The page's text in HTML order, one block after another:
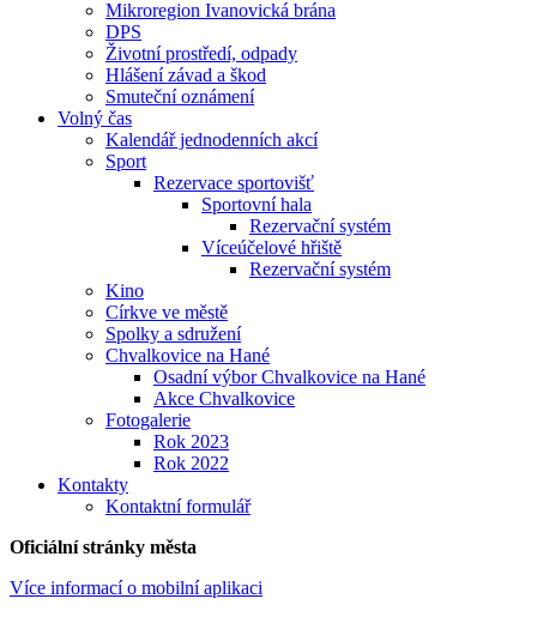
Mikroregion Ivanovická brána
DPS
Životní prostředí, odpady
Hlášení závad a škod
Smuteční oznámení
Volný čas
Kalendář jednodenních akcí
Sport
Rezervace sportovišť
Sportovní hala
Rezervační systém
Víceúčelové hřiště
Rezervační systém
Kino
Církve ve městě
Spolky a sdružení
Chvalkovice na Hané
Osadní výbor Chvalkovice na Hané
Akce Chvalkovice
Fotogalerie
Rok 2023
Rok 2022
Kontakty
Kontaktní formulář
Oficiální stránky města
Více informací o mobilní aplikaci